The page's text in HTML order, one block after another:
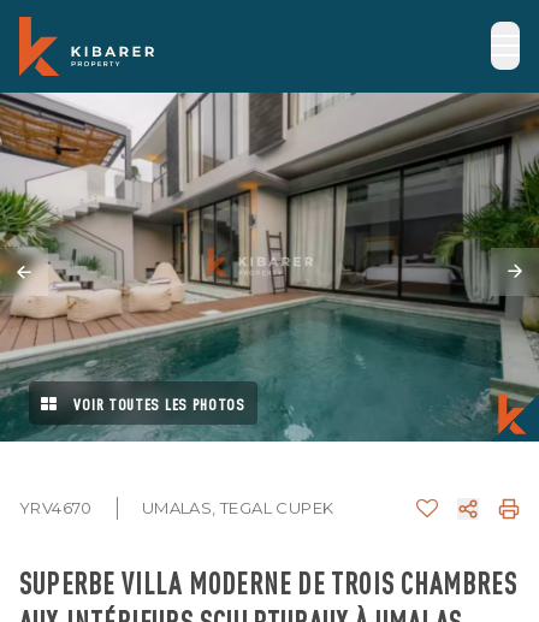
VOIR TOUTES LES PHOTOS
YRV4670 UMALAS, TEGAL CUPEK
SUPERBE VILLA MODERNE DE TROIS CHAMBRES